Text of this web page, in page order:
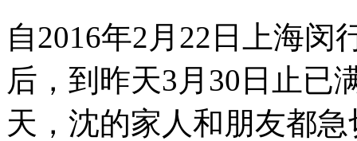
自2016年2月22日上海
后，到昨天3月30日止已
天，沈的家人和朋友都